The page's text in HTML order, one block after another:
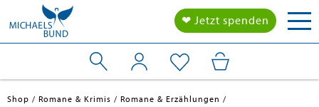
❤ Jetzt spenden
Shop Romane & Krimis
Romane & Erzählungen